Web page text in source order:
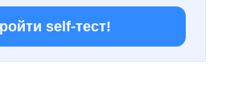
self-тест!